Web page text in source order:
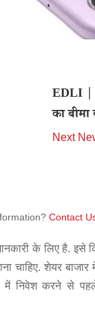
EDLI |
का
Next
Contact
के लिए है. इसे
चाहिए. शेयर बाजार
में निवेश करने से